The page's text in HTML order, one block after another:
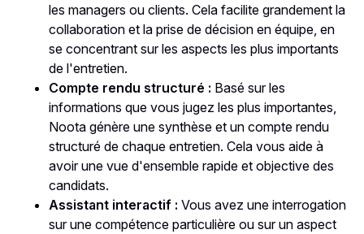
les managers ou clients. Cela facilite grandement la
collaboration et la prise de décision en équipe, en
se concentrant sur les aspects les plus importants
de l'entretien.
Compte rendu structuré : Basé sur les
informations que vous jugez les plus importantes,
Noota génère une synthèse et un compte rendu
structuré de chaque entretien. Cela vous aide à
avoir une vue d'ensemble rapide et objective des
candidats.
Assistant interactif : Vous avez une interrogation
sur une compétence particulière ou sur un aspect